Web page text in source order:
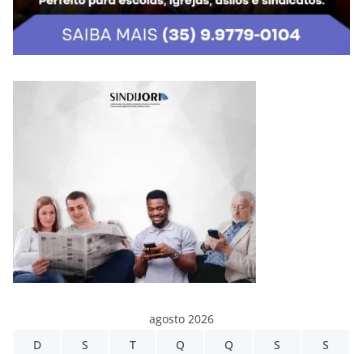
agosto 2026
D
S T Q Q S S